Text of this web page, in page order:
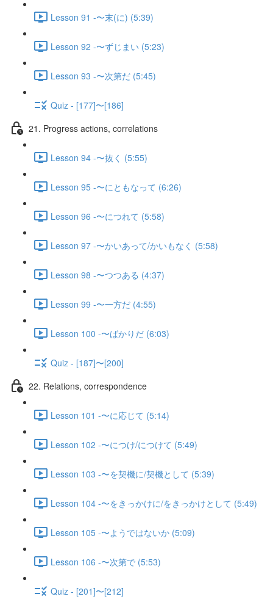
Lesson 91 -〜末(に) (5:39)
Lesson 92 -〜ずじまい (5:23)
Lesson 93 -〜次第だ (5:45)
Quiz - [177]〜[186]
21. Progress actions, correlations
Lesson 94 -〜抜く (5:55)
Lesson 95 -〜にともなって (6:26)
Lesson 96 -〜につれて (5:58)
Lesson 97 -〜かいあって/かいもなく (5:58)
Lesson 98 -〜つつある (4:37)
Lesson 99 -〜一方だ (4:55)
Lesson 100 -〜ばかりだ (6:03)
Quiz - [187]〜[200]
22. Relations, correspondence
Lesson 101 -〜に応じて (5:14)
Lesson 102 -〜につけ/につけて (5:49)
Lesson 103 -〜を契機に/契機として (5:39)
Lesson 104 -〜をきっかけに/をきっかけとして (5:49)
Lesson 105 -〜ようではないか (5:09)
Lesson 106 -〜次第で (5:53)
Quiz - [201]〜[212]